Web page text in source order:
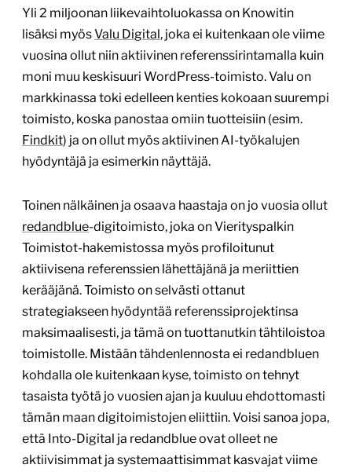
Yli 2 miljoonan liikevaihtoluokassa on Knowitin
lisäksi myösValu Digital, joka ei kuitenkaan ole viime
vuosina ollut niin aktiivinen referenssirintamalla kuin
moni muu keskisuuri WordPress-toimisto. Valu on
markkinassa toki edelleen kenties kokoaan suurempi
toimisto, koska panostaa omiin tuotteisiin (esim.
Findkit) ja on ollut myös aktiivinen AI-työkalujen
hyödyntäjä ja esimerkin näyttäjä.
Toinen nälkäinen ja osaava haastaja on jo vuosia ollut
redandblue-digitoimisto, joka on Vierityspalkin
Toimistot-hakemistossa myös profiloitunut
aktiivisena referenssien lähettäjänä ja meriittien
kerääjänä. Toimisto on selvästi ottanut
strategiakseen hyödyntää referenssiprojektinsa
maksimaalisesti, ja tämä on tuottanutkin tähtiloistoa
toimistolle. Mistään tähdenlennosta ei redandbluen
kohdalla ole kuitenkaan kyse, toimisto on tehnyt
tasaista työtä jo vuosien ajan ja kuuluu ehdottomasti
tämän maan digitoimistojen eliittiin. Voisi sanoa jopa,
että Into-Digital ja redandblue ovat olleet ne
aktiivisimmat ja systemaattisimmat kasvajat viime